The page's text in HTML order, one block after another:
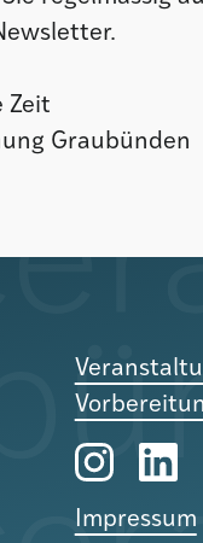
Zeit
Graubünden
Impressum